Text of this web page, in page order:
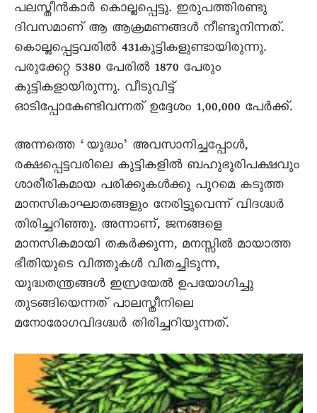
പലസ്തീൻകാർ കൊല്ലപ്പെട്ടു. ഇരുപത്തിരണ്ടു
ദിവസമാണ് ആ ആക്രമണങ്ങൾ നീണ്ടുനിന്നത്.
കൊല്ലപ്പെട്ടവരിൽ 431കുട്ടികളുണ്ടായിരുന്നു.
പരുക്കേറ്റ 5380 പേരിൽ 1870 പേരും
കുട്ടികളായിരുന്നു. വീടുവിട്ട്
ഓടിപ്പോകേണ്ടിവന്നത് ഉദ്ദേശം 1,00,000 പേർക്ക്.
അന്നത്തെ ‘യുദ്ധം’ അവസാനിച്ചപ്പോൾ,
രക്ഷപ്പെട്ടവരിലെ കുട്ടികളിൽ ബഹുഭൂരിപക്ഷവും
ശാരീരികമായ പരിക്കുകൾക്കു പുറമെ കടുത്ത
മാനസികാഘാതങ്ങളും നേരിട്ടുവെന്ന് വിദഗ്ദ്ധർ
തിരിച്ചറിഞ്ഞു. അന്നാണ്, ജനങ്ങളെ
മാനസികമായി തകർക്കുന്ന, മനസ്സിൽ മായാത്ത
ഭീതിയുടെ വിത്തുകൾ വിതച്ചിടുന്ന,
യുദ്ധതന്ത്രങ്ങൾ ഇസ്രയേൽ ഉപയോഗിച്ചു
തുടങ്ങിയെന്നത് പാലസ്തീനിലെ
മനോരോഗവിദഗ്ദ്ധർ തിരിച്ചറിയുന്നത്.